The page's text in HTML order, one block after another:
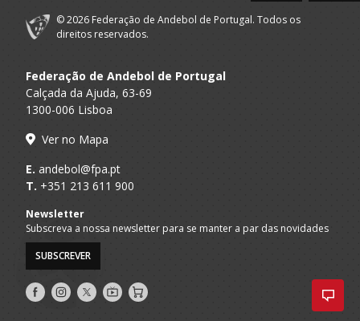
© 2026 Federação de Andebol de Portugal. Todos os
direitos reservados.
Federação de Andebol de Portugal
Calçada da Ajuda, 63-69
1300-006 Lisboa
Ver no Mapa
E. andebol@fpa.pt
T. +351 213 611 900
Newsletter
Subscreva a nossa newsletter para se manter a par das novidades
SUBSCREVER
Siga-
nos
Siga-
nos
Siga-
nos
AndebolTV
Loja